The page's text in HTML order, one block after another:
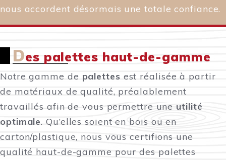
nous accordent désormais une totale confiance.
Des palettes haut-de-gamme
Notre gamme de palettes est réalisée à partir
de matériaux de qualité, préalablement
travaillés afin de vous permettre une utilité
optimale. Qu’elles soient en bois ou en
carton/plastique, nous vous certifions une
qualité haut-de-gamme pour des palettes